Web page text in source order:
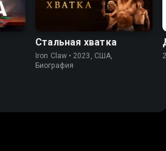
Стальная хватка
Iron Claw • 2023, США,
Биография